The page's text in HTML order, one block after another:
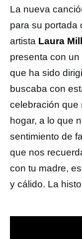
La nueva
para su portada
artista Laura
presenta con un
que ha sido
buscaba con
celebración que
hogar, a lo que
sentimiento de
que nos
con tu madre,
y cálido. La